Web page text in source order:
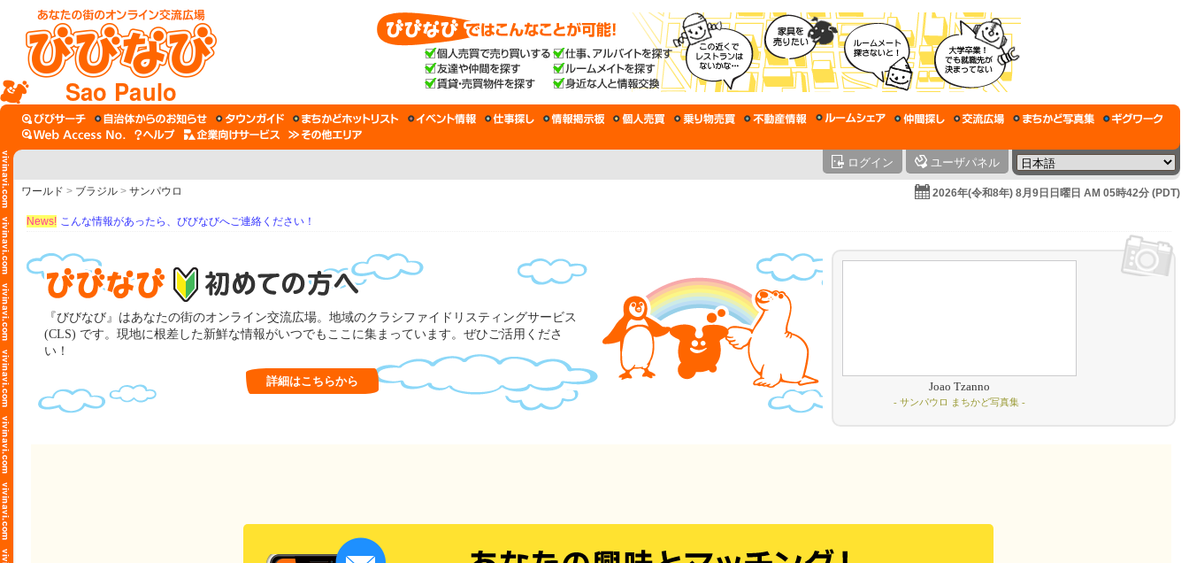
Sao Paulo
ログイン ユーザパネル
ワールド > ブラジル > サンパウロ 2026年(令和8年) 8月9日日曜日 AM 05時42分 (PDT)
News! こんな情報があったら、びびなびへご連絡ください！
『びびなび』はあなたの街のオンライン交流広場。地域のクラシファイドリスティングサービス
(CLS) です。現地に根差した新鮮な情報がいつでもここに集まっています。ぜひご活用くださ
い！
詳細はこちらから Joao Tzanno
- サンパウロ まちかど写真集 -